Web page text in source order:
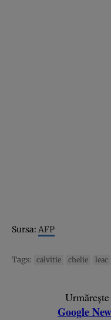
Sursa: AFP
Tags: calvitie chelie leac
Google